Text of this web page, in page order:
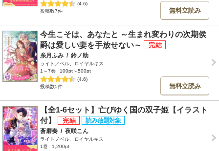
(4.6)
投稿数7件
無料立読み
今生こそは、あなたと ～生まれ変わりの次期侯
爵は愛しい妻を手放せない～
糸月ふみ / 鈴ノ助
ライトノベル、ロイヤルキス
1～7巻
100pt～500pt
(4.6)
投稿数5件
無料立読み
【全1-6セット】亡びゆく国の双子姫【イラスト
付】
蒼磨奏 / 夜咲こん
ライトノベル、ロイヤルキス
1巻
1,200pt